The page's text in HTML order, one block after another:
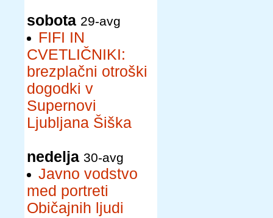
sobota 29-avg
FIFI IN
CVETLIČNIKI:
brezplačni otroški
dogodki v
Supernovi
Ljubljana Šiška
nedelja 30-avg
Javno vodstvo
med portreti
Običajnih ljudi